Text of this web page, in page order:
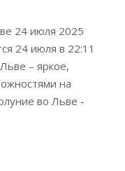
24 июля 2025
24 июля в 22:11
– яркое,
на
во Льве -